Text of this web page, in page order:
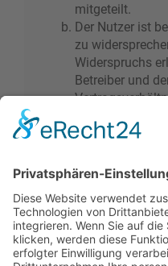
mitgeteilt.
Der Nutzer ist
zu
Widerspruchs
Betreiber und
verbindlich,
Informationen über
persönlichen Daten
Datenschutzerklärung